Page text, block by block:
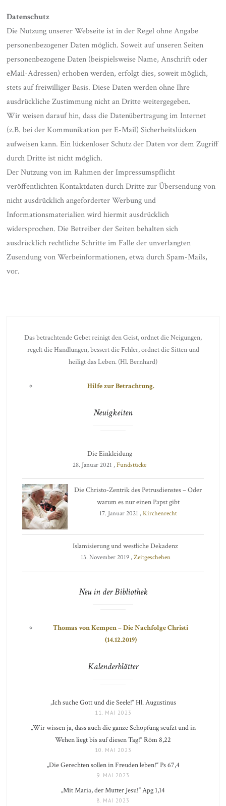
Datenschutz
Die Nutzung unserer Webseite ist in der Regel ohne Angabe
personenbezogener Daten möglich. Soweit auf unseren Seiten
personenbezogene Daten (beispielsweise Name, Anschrift oder
eMail-Adressen) erhoben werden, erfolgt dies, soweit möglich,
stets auf freiwilliger Basis. Diese Daten werden ohne Ihre
ausdrückliche Zustimmung nicht an Dritte weitergegeben.
Wir weisen darauf hin, dass die Datenübertragung im Internet
(z.B. bei der Kommunikation per E-Mail) Sicherheitslücken
aufweisen kann. Ein lückenloser Schutz der Daten vor dem Zugriff
durch Dritte ist nicht möglich.
Der Nutzung von im Rahmen der Impressumspflicht
veröffentlichten Kontaktdaten durch Dritte zur Übersendung von
nicht ausdrücklich angeforderter Werbung und
Informationsmaterialien wird hiermit ausdrücklich
widersprochen. Die Betreiber der Seiten behalten sich
ausdrücklich rechtliche Schritte im Falle der unverlangten
Zusendung von Werbeinformationen, etwa durch Spam-Mails,
vor.
Das betrachtende Gebet reinigt den Geist, ordnet die Neigungen,
regelt die Handlungen, bessert die Fehler, ordnet die Sitten und
heiligt das Leben. (Hl. Bernhard)
Hilfe zur Betrachtung.
Neuigkeiten
Die Einkleidung
28. Januar 2021 ,Fundstücke
Die Christo-Zentrik des Petrusdienstes – Oder
warum es nur einen Papst gibt
17. Januar 2021 ,Kirchenrecht
Islamisierung und westliche Dekadenz
13. November 2019 ,Zeitgeschehen
Neu in der Bibliothek
Thomas von Kempen – Die Nachfolge Christi
(14.12.2019)
Kalenderblätter
„Ich suche Gott und die Seele!“ Hl. Augustinus
11. MAI 2023
„Wir wissen ja, dass auch die ganze Schöpfung seufzt und in
Wehen liegt bis auf diesen Tag!“ Röm 8,22
10. MAI 2023
„Die Gerechten sollen in Freuden leben!“ Ps 67,4
9. MAI 2023
„Mit Maria, der Mutter Jesu!“ Apg 1,14
8. MAI 2023